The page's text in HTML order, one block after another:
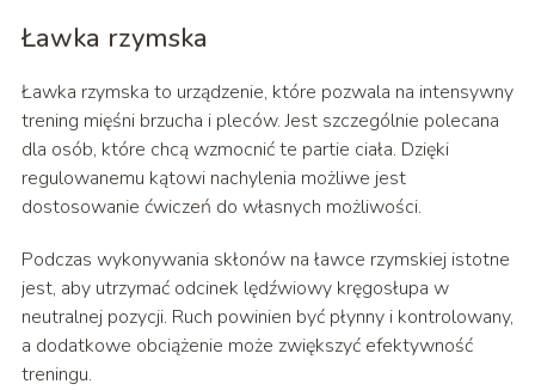
Ławka rzymska
Ławka rzymska to urządzenie, które pozwala na intensywny
trening mięśni brzucha i pleców. Jest szczególnie polecana
dla osób, które chcą wzmocnić te partie ciała. Dzięki
regulowanemu kątowi nachylenia możliwe jest
dostosowanie ćwiczeń do własnych możliwości.
Podczas wykonywania skłonów na ławce rzymskiej istotne
jest, aby utrzymać odcinek lędźwiowy kręgosłupa w
neutralnej pozycji. Ruch powinien być płynny i kontrolowany,
a dodatkowe obciążenie może zwiększyć efektywność
treningu.